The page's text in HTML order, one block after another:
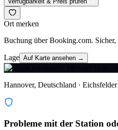
Ort merken
Buchung über Booking.com. Sicher,
Lage Auf Karte ansehen →
Hannover, Deutschland ·
Probleme mit der Station